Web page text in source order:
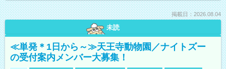
掲載日：2026.08.04
未読
≪単発＊1日から～≫天王寺動物園／ナイトズー
の受付案内メンバー大募集！